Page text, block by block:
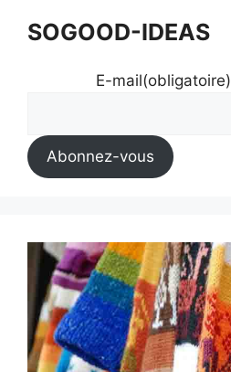
SOGOOD-IDEAS
E-mail(obligatoire)
Abonnez-vous